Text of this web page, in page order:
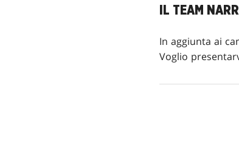
IL TEAM
In aggiunta ai
Voglio